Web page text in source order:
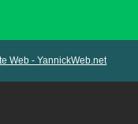
Web - YannickWeb.net